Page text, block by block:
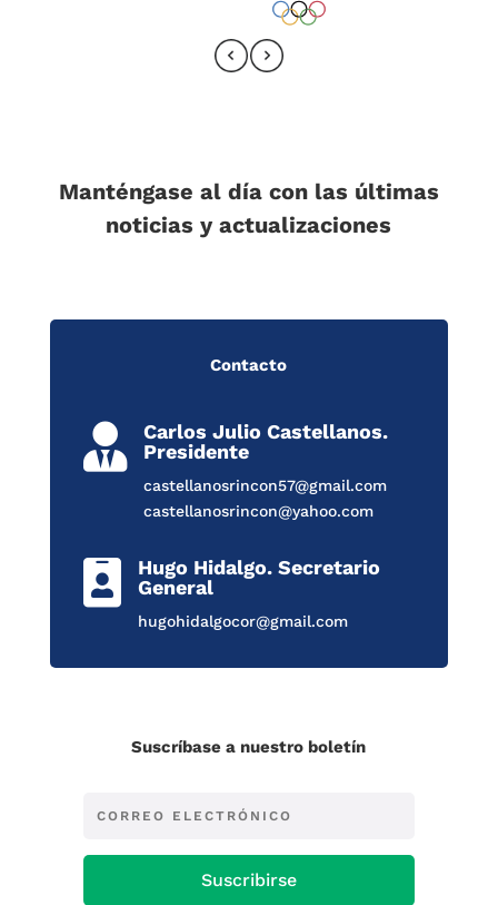
Manténgase al día con las últimas
noticias y actualizaciones
Contacto

Carlos Julio Castellanos.
Presidente
castellanosrincon57@gmail.com
castellanosrincon@yahoo.com

Hugo Hidalgo. Secretario
General
hugohidalgocor@gmail.com
Suscríbase a nuestro boletín
Suscribirse